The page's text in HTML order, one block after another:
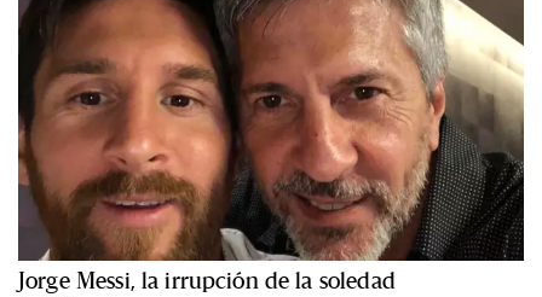
Jorge Messi, la irrupción de la soledad